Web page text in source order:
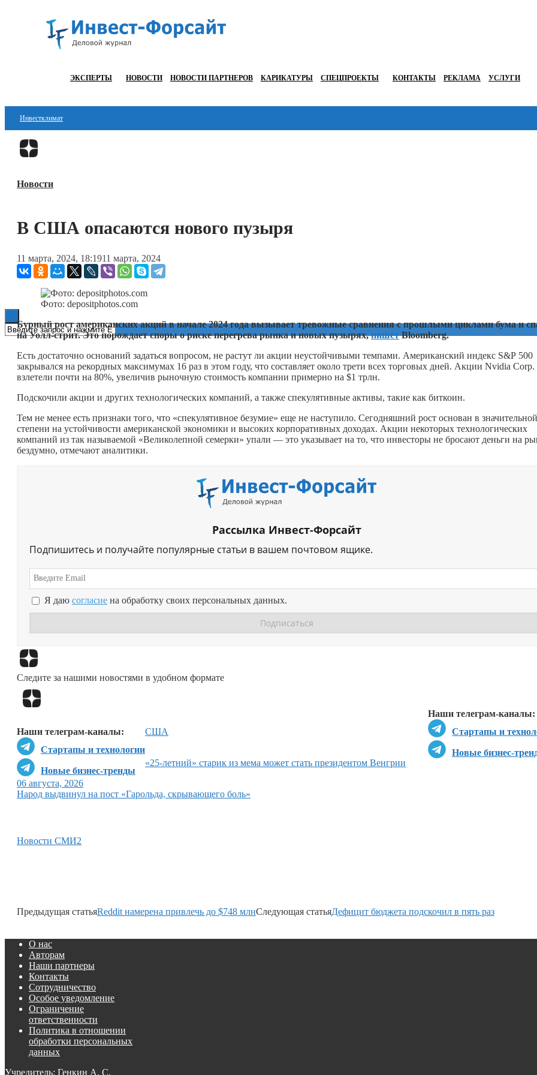
ЭКСПЕРТЫ НОВОСТИ НОВОСТИ ПАРТНЕРОВ КАРИКАТУРЫ СПЕЦПРОЕКТЫ КОНТАКТЫ РЕКЛАМА УСЛУГИ
Инвестклимат
Финансы
Блокчейн
ESG
Новости
В США опасаются нового пузыря
11 марта, 2024, 18:1911 марта, 2024
Фото: depositphotos.com
Бурный рост американских акций в начале 2024 года вызывает тревожные сравнения с прошлыми циклами бума и
на Уолл-стрит. Это порождает споры о риске перегрева рынка и новых пузырях,пишетBloomberg.
Есть достаточно оснований задаться вопросом, не растут ли акции неустойчивыми темпами. Американский индекс S&P 500
закрывался на рекордных максимумах 16 раз в этом году, что составляет около трети всех торговых дней. Акции Nvidia Corp.
взлетели почти на 80%, увеличив рыночную стоимость компании примерно на $1 трлн.
Подскочили акции и других технологических компаний, а также спекулятивные активы, такие как биткоин.
Тем не менее есть признаки того, что «спекулятивное безумие» еще не наступило. Сегодняшний рост основан в значительной
степени на устойчивости американской экономики и высоких корпоративных доходах. Акции некоторых технологических
компаний из так называемой «Великолепной семерки» упали — это указывает на то, что инвесторы не бросают деньги на
бездумно, отмечают аналитики.
Рассылка Инвест-Форсайт
Подпишитесь и получайте популярные статьи в вашем почтовом ящике.
Я даю согласие на обработку своих персональных данных.
Следите за нашими новостями в удобном формате
Наши телеграм-каналы:
Стартапы и
Новые бизнес-
Наши телеграм-каналы:
Стартапы и технологии
Новые бизнес-тренды
США
«25-летний» старик из мема может стать президентом Венгрии
06 августа, 2026
Народ выдвинул на пост «Гарольда, скрывающего боль»
Новости СМИ2
Предыдущая статьяReddit намерена привлечь до $748 млнСледующая статьяДефицит бюджета подскочил в пять раз
О нас
Авторам
Наши партнеры
Контакты
Сотрудничество
Особое уведомление
Ограничение
ответственности
Политика в отношении
обработки персональных
данных
Учредитель: Генкин А. С.